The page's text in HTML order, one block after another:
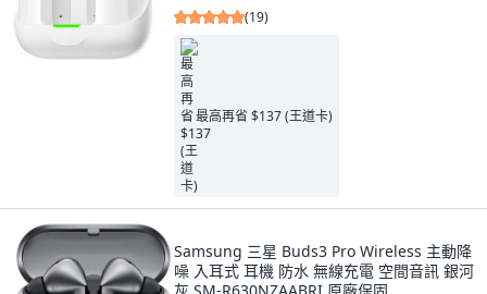
(19)
最高再省 $137 (王道卡)
Samsung 三星 Buds3 Pro Wireless 主動降
噪 入耳式 耳機 防水 無線充電 空間音訊 銀河